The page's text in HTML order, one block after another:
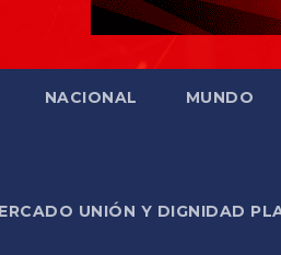
NACIONAL MUNDO
UNIÓN Y DIGNIDAD